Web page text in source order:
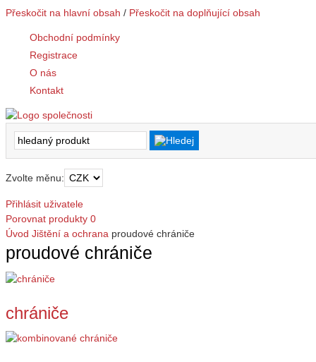
Přeskočit na hlavní obsah / Přeskočit na doplňující obsah
Obchodní podmínky
Registrace
O nás
Kontakt
Zvolte měnu:
Přihlásit uživatele
Porovnat produkty 0
Úvod Jištění a ochrana proudové chrániče
proudové chrániče
chrániče